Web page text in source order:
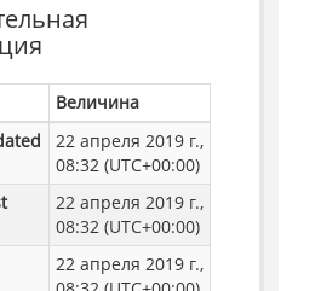
Величина
22 апреля 2019 г.,
08:32 (UTC+00:00)
22 апреля 2019 г.,
08:32 (UTC+00:00)
22 апреля 2019 г.,